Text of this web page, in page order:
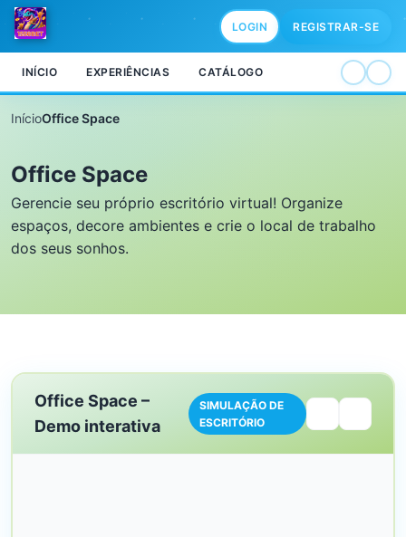
LOGIN REGISTRAR-SE
INÍCIO EXPERIÊNCIAS CATÁLOGO
InícioOffice Space
Office Space
Gerencie seu próprio escritório virtual! Organize
espaços, decore ambientes e crie o local de trabalho
dos seus sonhos.
Office Space –
Demo interativa
SIMULAÇÃO DE
ESCRITÓRIO